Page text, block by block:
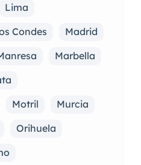
Lima
Condes
Madrid
Marbella
Motril
Murcia
Orihuela